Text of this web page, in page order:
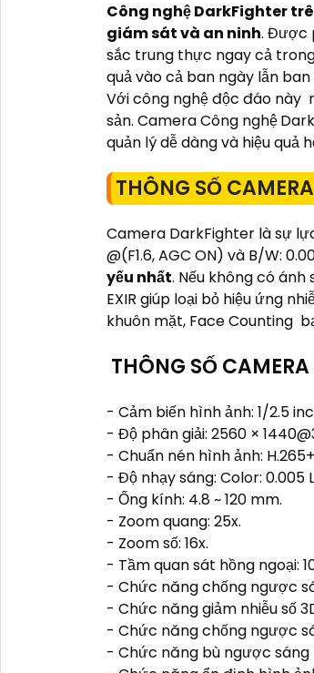
Công nghệ DarkFighter
giám sát và an ninh. Được
sắc trung thực ngay cả
quả vào cả ban ngày lẫn
Với công nghệ độc đáo này
sản. Camera Công nghệ
quản lý dễ dàng và hiệu
THÔNG SỐ
Camera DarkFighter là sự
@(F1.6, AGC ON) và B/W:
yếu nhất. Nếu không có ánh
EXIR giúp loại bỏ hiệu ứng
khuôn mặt, Face Counting
THÔNG SỐ
- Cảm biến hình ảnh: 1/2.5
- Độ phân giải: 2560 ×
- Chuẩn nén hình ảnh:
- Độ nhạy sáng: Color: 0.005
- Ống kính: 4.8 ~ 120 mm.
- Zoom quang: 25x.
- Zoom số: 16x.
- Tầm quan sát hồng ngoại:
- Chức năng chống ngược
- Chức năng giảm nhiễu số
- Chức năng chống ngược
- Chức năng bù ngược sáng